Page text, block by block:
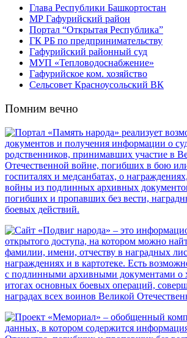
Глава Республики Башкортостан
МР Гафурийский район
Портал “Открытая Республика”
ГК РБ по предпринимательству
Гафурийский районный суд
МУП «Тепловодоснабжение»
Гафурийское ком. хозяйство
Сельсовет Красноусольский ВК
Помним вечно